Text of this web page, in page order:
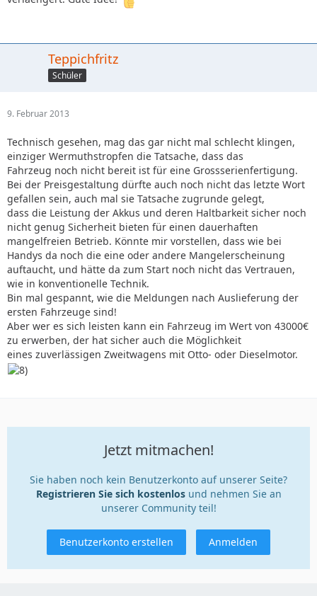
Teppichfritz
Schüler
9. Februar 2013
Technisch gesehen, mag das gar nicht mal schlecht klingen,
einziger Wermuthstropfen die Tatsache, dass das
Fahrzeug noch nicht bereit ist für eine Grossserienfertigung.
Bei der Preisgestaltung dürfte auch noch nicht das letzte Wort
gefallen sein, auch mal sie Tatsache zugrunde gelegt,
dass die Leistung der Akkus und deren Haltbarkeit sicher noch
nicht genug Sicherheit bieten für einen dauerhaften
mangelfreien Betrieb. Könnte mir vorstellen, dass wie bei
Handys da noch die eine oder andere Mangelerscheinung
auftaucht, und hätte da zum Start noch nicht das Vertrauen,
wie in konventionelle Technik.
Bin mal gespannt, wie die Meldungen nach Auslieferung der
ersten Fahrzeuge sind!
Aber wer es sich leisten kann ein Fahrzeug im Wert von 43000€
zu erwerben, der hat sicher auch die Möglichkeit
eines zuverlässigen Zweitwagens mit Otto- oder Dieselmotor.
Jetzt mitmachen!
Sie haben noch kein Benutzerkonto auf unserer Seite?
Registrieren Sie sich kostenlosund nehmen Sie an
unserer Community teil!
Benutzerkonto erstellen Anmelden